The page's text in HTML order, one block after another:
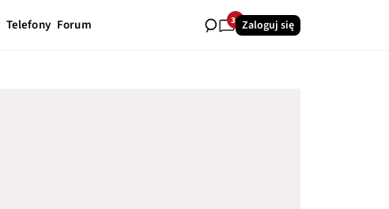
Telefony Forum 34Zaloguj się